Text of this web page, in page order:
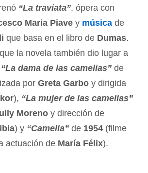
“La traviata”, ópera con
Maria Piave y música de
que basa en el libro de Dumas.
la novela también dio lugar a
“La dama de las camelias” de
por Greta Garbo y dirigida
), “La mujer de las camelias”
Moreno y dirección de
) y “Camelia” de 1954 (filme
actuación de María Félix).